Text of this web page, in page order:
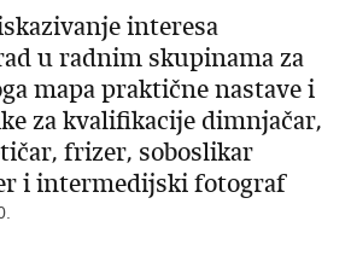
interesa
u radnim skupinama za
mapa praktične nastave i
za kvalifikacije dimnjačar,
frizer, soboslikar
i intermedijski fotograf